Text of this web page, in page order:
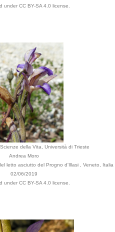
under CC BY-SA 4.0 license.
della Vita, Università di Trieste
Andrea Moro
letto asciutto del Progno d'Illasi , Veneto, Italia
02/06/2019
under CC BY-SA 4.0 license.